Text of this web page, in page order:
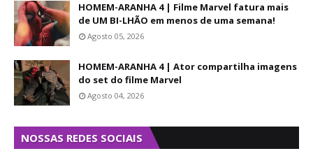
HOMEM-ARANHA 4 | Filme Marvel fatura mais
de UM BI-LHÃO em menos de uma semana!
Agosto 05, 2026
HOMEM-ARANHA 4 | Ator compartilha imagens
do set do filme Marvel
Agosto 04, 2026
NOSSAS REDES SOCIAIS